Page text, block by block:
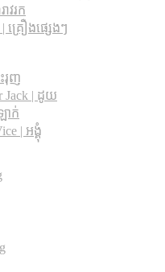
វរក
| គ្រឿងផ្សេងៗ
រុញ
Jack​ | ដូយ
ាក់
| អង្គុំ